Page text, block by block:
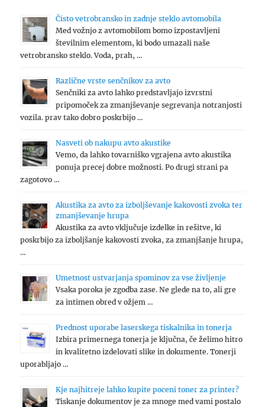
Čisto vetrobransko in zadnje steklo avtomobila
Med vožnjo z avtomobilom bomo izpostavljeni
številnim elementom, ki bodo umazali naše
vetrobransko steklo. Voda, prah, …
Različne vrste senčnikov za avto
Senčniki za avto lahko predstavljajo izvrstni
pripomoček za zmanjševanje segrevanja notranjosti
vozila. prav tako dobro poskrbijo …
Nasveti ob nakupu avto akustike
Vemo, da lahko tovarniško vgrajena avto akustika
ponuja precej dobre možnosti. Po drugi strani pa
zagotovo …
Akustika za avto za izboljševanje kakovosti zvoka ter
zmanjševanje hrupa
Akustika za avto vključuje izdelke in rešitve, ki
poskrbijo za izboljšanje kakovosti zvoka, za zmanjšanje hrupa,
…
Umetnost ustvarjanja spominov za vse življenje
Vsaka poroka je zgodba zase. Ne glede na to, ali gre
za intimen obred v ožjem …
Prednost uporabe laserskega tiskalnika in tonerja
Izbira primernega tonerja je ključna, če želimo hitro
in kvalitetno izdelovati slike in dokumente. Tonerji
uporabljajo …
Kje najhitreje lahko kupite poceni toner za printer?
Tiskanje dokumentov je za mnoge med vami postalo